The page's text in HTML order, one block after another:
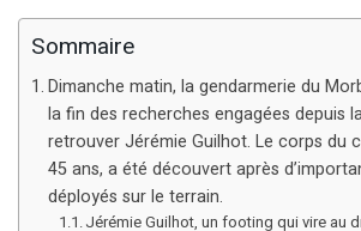
Sommaire
Dimanche matin, la gendarmerie du
la fin des recherches engagées depuis
retrouver Jérémie Guilhot. Le corps du
45 ans, a été découvert après
déployés sur le terrain.
Jérémie Guilhot, un footing qui vire au